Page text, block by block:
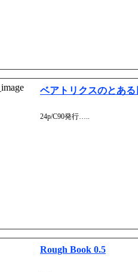
ベアトリクスのとある
24p/C90発行…..
Rough Book 0.5